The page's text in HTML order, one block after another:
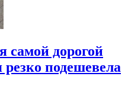
самой дорогой
подешевела